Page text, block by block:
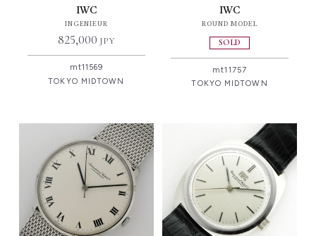
IWC
INGENIEUR
825,000 JPY
mt11569
TOKYO MIDTOWN
IWC
ROUND MODEL
SOLD
mt11757
TOKYO MIDTOWN